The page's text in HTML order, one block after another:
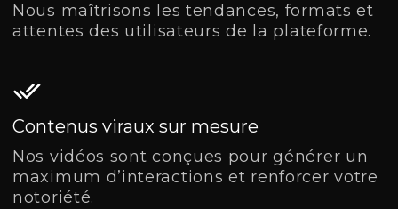
Nous maîtrisons les tendances, formats et
attentes des utilisateurs de la plateforme.
Contenus viraux sur mesure
Nos vidéos sont conçues pour générer un
maximum d’interactions et renforcer votre
notoriété.